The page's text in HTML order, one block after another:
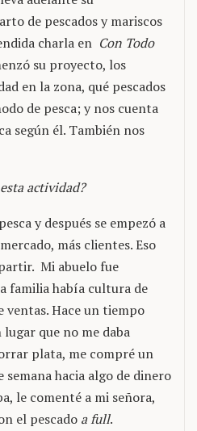
de pescados y mariscos
charla en Con Todo
su proyecto, los
en la zona, qué pescados
de pesca; y nos cuenta
según él. También nos
actividad?
y después se empezó a
más clientes. Eso
Mi abuelo fue
familia había cultura de
ventas. Hace un tiempo
que no me daba
plata, me compré un
hacia algo de dinero
le comenté a mi señora,
el pescado a full.